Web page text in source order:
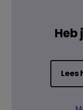
Heb